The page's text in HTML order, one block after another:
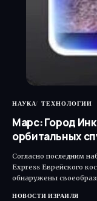
НАУКА ТЕХНОЛОГИИ
Марс: Город
орбитальных
Согласно последним
Express Еврейского
обнаружены
НОВОСТИ ИЗРАИЛЯ